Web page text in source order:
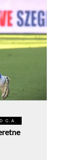
G.A.